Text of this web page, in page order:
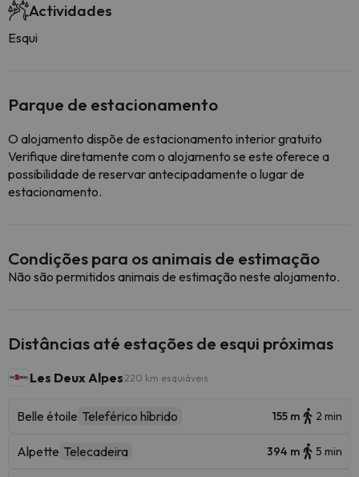
Actividades
Esqui
Parque de estacionamento
O alojamento dispõe de estacionamento interior gratuito
Verifique diretamente com o alojamento se este oferece a
possibilidade de reservar antecipadamente o lugar de
estacionamento.
Condições para os animais de estimação
Não são permitidos animais de estimação neste alojamento.
Distâncias até estações de esqui próximas
Les Deux Alpes 220 km esquiáveis
Belle étoile Teleférico híbrido 155 m 2 min
Alpette Telecadeira 394 m 5 min